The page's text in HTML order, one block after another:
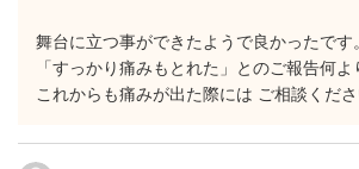
舞台に立つ事ができたようで良かったです。
「すっかり痛みもとれた」とのご報告何よ
これからも痛みが出た際には ご相談くださ